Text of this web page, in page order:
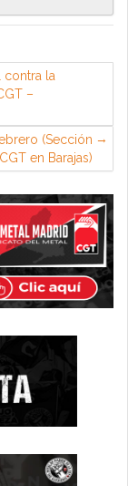
contra la
–
(Sección
en Barajas)